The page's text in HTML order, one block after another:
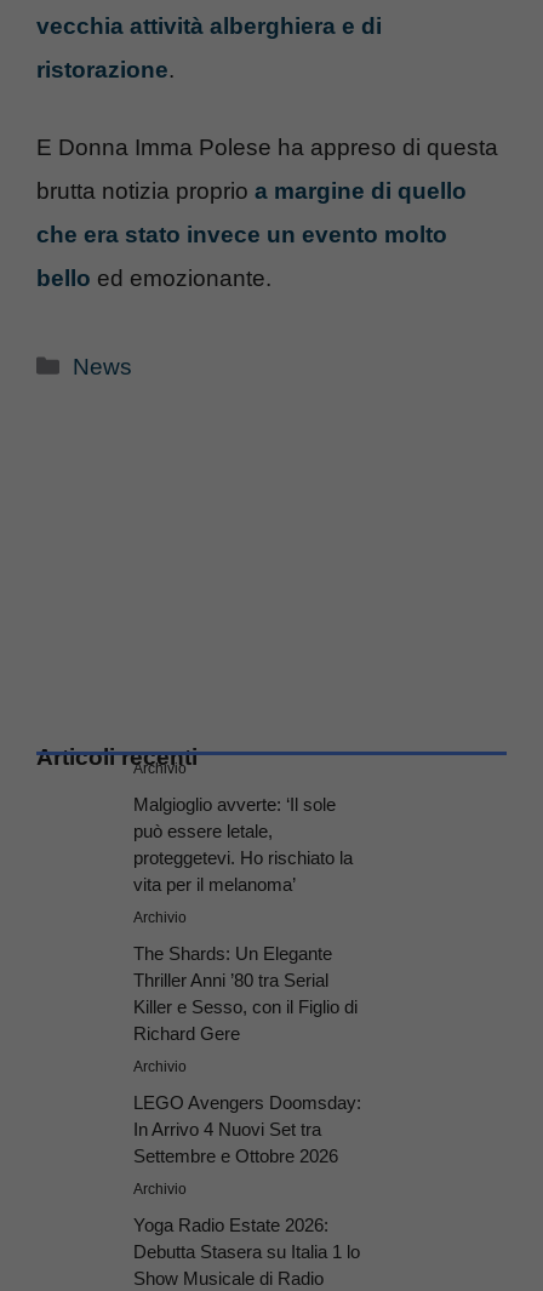
vecchia attività alberghiera e di
ristorazione.
E Donna Imma Polese ha appreso di questa
brutta notizia proprio a margine di quello
che era stato invece un evento molto
bello ed emozionante.
Categorie
News
Articoli recenti
Archivio
Malgioglio avverte: ‘Il sole
può essere letale,
proteggetevi. Ho rischiato la
vita per il melanoma’
Archivio
The Shards: Un Elegante
Thriller Anni ’80 tra Serial
Killer e Sesso, con il Figlio di
Richard Gere
Archivio
LEGO Avengers Doomsday:
In Arrivo 4 Nuovi Set tra
Settembre e Ottobre 2026
Archivio
Yoga Radio Estate 2026:
Debutta Stasera su Italia 1 lo
Show Musicale di Radio